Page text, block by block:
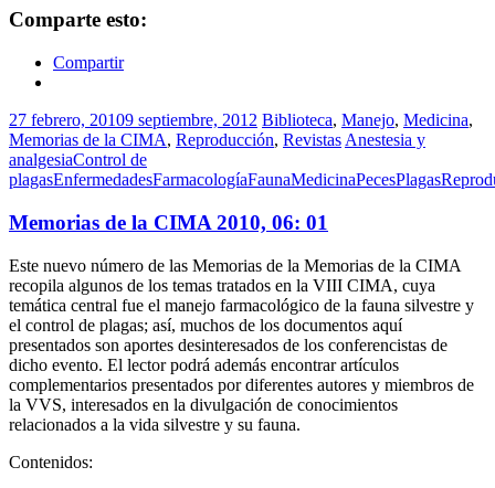
Comparte esto:
Compartir
27 febrero, 20109 septiembre, 2012 Biblioteca, Manejo, Medicina,
Memorias de la CIMA, Reproducción, Revistas Anestesia y
analgesiaControl de
plagasEnfermedadesFarmacologíaFaunaMedicinaPecesPlagas
Memorias de la CIMA 2010, 06: 01
Este nuevo número de las Memorias de la Memorias de la CIMA
recopila algunos de los temas tratados en la VIII CIMA, cuya
temática central fue el manejo farmacológico de la fauna silvestre y
el control de plagas; así, muchos de los documentos aquí
presentados son aportes desinteresados de los conferencistas de
dicho evento. El lector podrá además encontrar artículos
complementarios presentados por diferentes autores y miembros de
la VVS, interesados en la divulgación de conocimientos
relacionados a la vida silvestre y su fauna.
Contenidos: